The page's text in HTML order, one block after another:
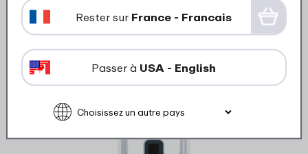
Rester sur France - Francais
Passer à USA - English